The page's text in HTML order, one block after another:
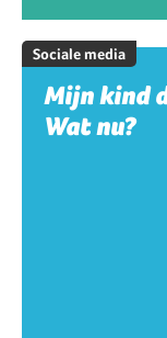
Sociale media
Mijn kind
Wat nu?